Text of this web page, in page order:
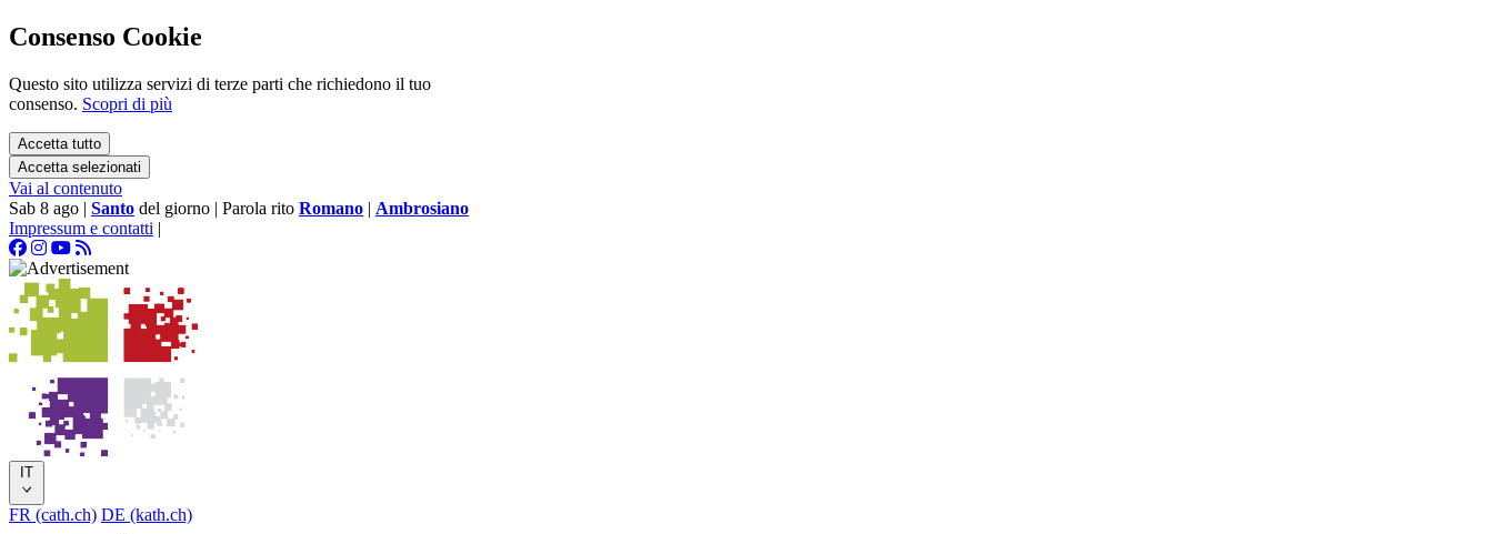
Consenso Cookie
Questo sito utilizza servizi di terze parti che richiedono il tuo
consenso. Scopri di più
Accetta tutto
Accetta selezionati
Vai al contenuto
Sab 8 ago | Santo del giorno | Parola rito Romano | Ambrosiano
Impressum e contatti |
IT
FR (cath.ch) DE (kath.ch)